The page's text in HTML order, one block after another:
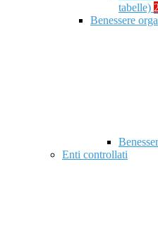
tabelle) 2
Benessere
Enti controllati